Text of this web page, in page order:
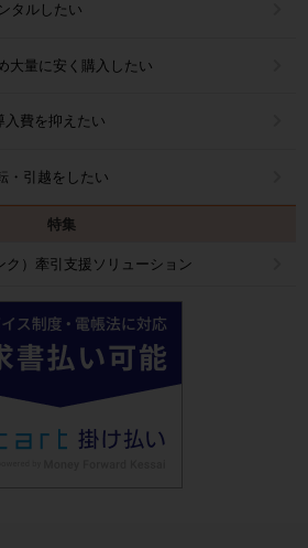
タルしたい
大量に安く購入したい
入費を抑えたい
・引越をしたい
特集
ク）牽引支援ソリューション